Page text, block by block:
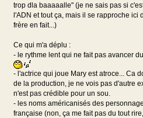
trop dla baaaaalle" (je ne sais pas si
l'ADN et tout ça, mais il se rapproche ici
frère en fait...)
Ce qui m'a déplu :
- le rythme lent qui ne fait pas avancer
- l'actrice qui joue Mary est atroce... Ca
de la production, je ne vois pas d'autre
n'est pas crédible pour un sou.
- les noms américanisés des
française (non, ça me fait pas du tout